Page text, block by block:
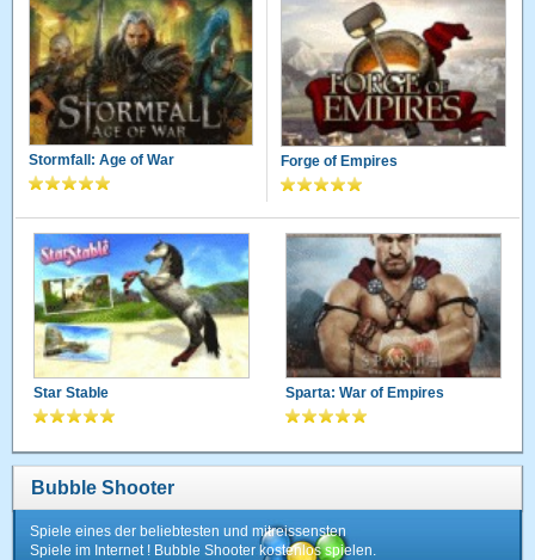
Stormfall: Age of War Forge of Empires
Star Stable Sparta: War of Empires
Bubble Shooter
Spiele eines der beliebtesten und mitreissensten
Spiele im Internet ! Bubble Shooter kostenlos spielen.